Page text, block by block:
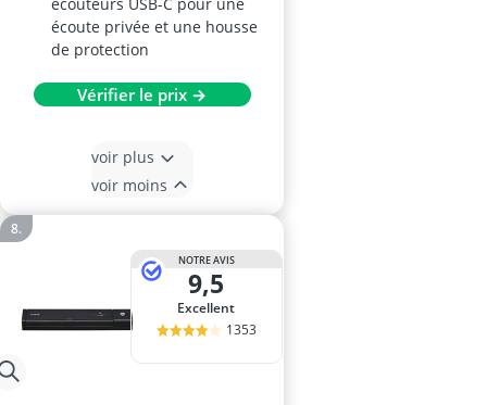
écouteurs USB-C pour une
écoute privée et une housse
de protection
Vérifier le prix →
voir plus
voir moins
NOTRE AVIS
9,5
Excellent
1353